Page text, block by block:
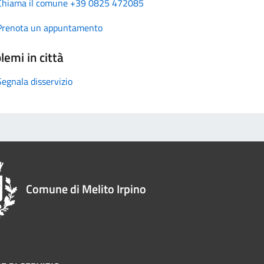
il comune +39 0825 472085
un appuntamento
in città
disservizio
Comune di Melito Irpino